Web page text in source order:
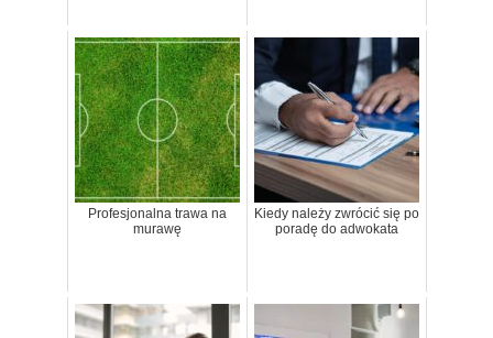
Profesjonalna trawa na
murawę
Kiedy należy zwrócić się po
poradę do adwokata